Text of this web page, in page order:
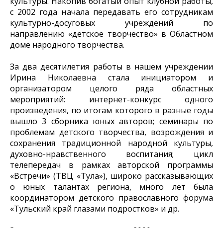
с 2002 года начала передавать его сотрудникам
культурно-досуговых учреждений по
направлению «детское творчество» в Областном
доме народного творчества.
За два десятилетия работы в нашем учреждении
Ирина Николаевна стала инициатором и
организатором целого ряда областных
мероприятий: интернет-конкурс одного
произведения, по итогам которого в разные годы
вышло 3 сборника юных авторов; семинары по
проблемам детского творчества, возрождения и
сохранения традиционной народной культуры,
духовно-нравственного воспитания; цикл
телепередач в рамках авторской программы
«Встречи» (ТВЦ «Тула»), широко рассказывающих
о юных талантах региона, много лет была
координатором детского православного форума
«Тульский край глазами подростков» и др.